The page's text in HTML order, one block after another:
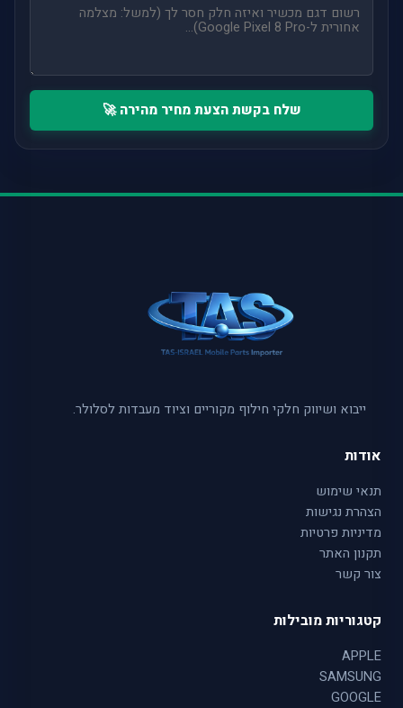
שלח בקשת הצעת מחיר מהירה 🚀
ייבוא ושיווק חלקי חילוף מקוריים וציוד מעבדות לסלולר.
אודות
תנאי שימוש
הצהרת נגישות
מדיניות פרטיות
תקנון האתר
צור קשר
קטגוריות מובילות
APPLE
SAMSUNG
GOOGLE